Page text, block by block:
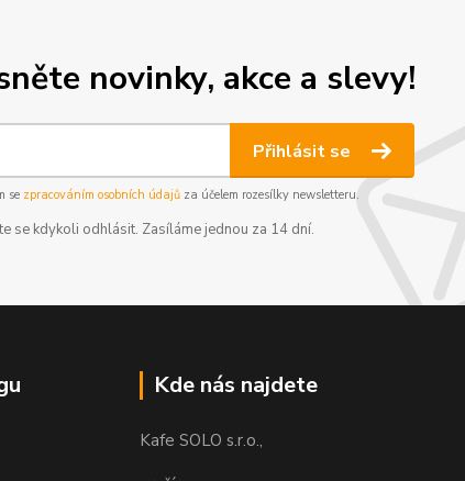
novinky, akce a slevy!
Přihlásit se
se zpracováním osobních údajůza účelem rozesílky newsletteru.
se kdykoli odhlásit. Zasíláme jednou za 14 dní.
Kde nás najdete
Kafe SOLO s.r.o.,